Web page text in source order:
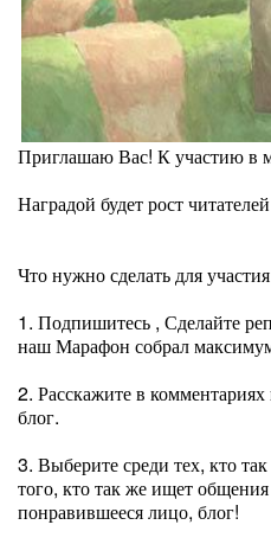
Приглашаю Вас! К участию в
Наградой будет рост
Что нужно сделать для
1. Подпишитесь , Сделайте
наш Марафон собрал
2. Расскажите в
блог.
3. Выберите среди тех, кто
того, кто так же ищет
понравившееся лицо, блог!